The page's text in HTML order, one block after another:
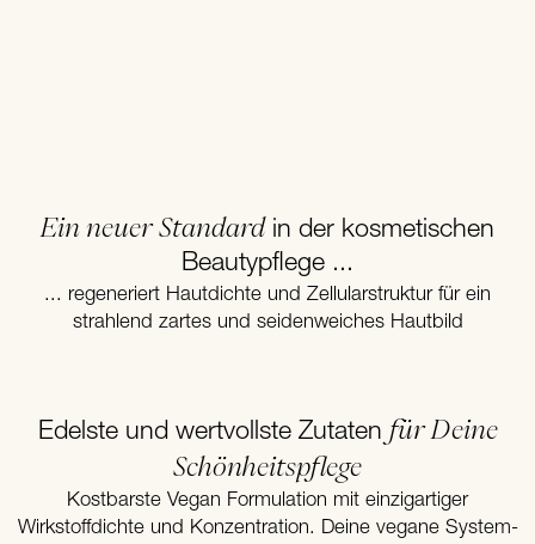
Ein neuer Standard in der kosmetischen
Beautypflege ...
... regeneriert Hautdichte und Zellularstruktur für ein
strahlend zartes und seidenweiches Hautbild
Edelste und wertvollste Zutaten für Deine
Schönheitspflege
Kostbarste Vegan Formulation mit einzigartiger
Wirkstoffdichte und Konzentration. Deine vegane System-